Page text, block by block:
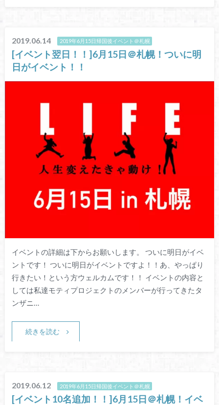
2019.06.14 2019年6月15日帰国後イベント＠札幌
[イベント翌日！！]6月15日＠札幌！ついに明
日がイベント！！
イベントの詳細は下からお願いします。 ついに明日がイベ
ントです！ ついに明日がイベントですよ！！あ、やっぱり
行きたい！という方ウェルカムです！！ イベントの内容と
しては私達モティプロジェクトのメンバーが行ってきたタ
ンザニ…
続きを読む
2019.06.12 2019年6月15日帰国後イベント＠札幌
[イベント10名追加！！]6月15日＠札幌！イベ